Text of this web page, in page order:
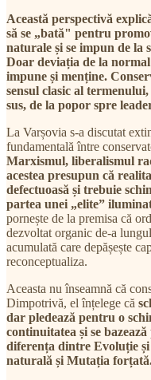
Această perspectivă
să se „bată" pentru
naturale și se impun de la
Doar deviația de la
impune și menține.
sensul clasic al
sus, de la popor spre
La Varșovia s-a discutat
fundamentală între
Marxismul, liberalismul
acestea presupun că
defectuoasă și trebuie
partea unei „elite”
pornește de la premisa că
dezvoltat organic de-a
acumulată care depășește
reconceptualiza.
Aceasta nu înseamnă că
Dimpotrivă, el înțelege că
dar pledează pentru o
continuitatea și se
diferența dintre Evoluție
naturală și Mutația